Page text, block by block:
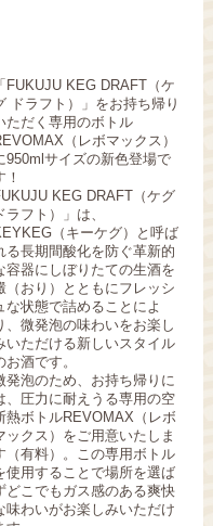
「FUKUJU KEG DRAFT（ケ
ドラフト）」をお持ち帰り
ただく専用のボトル
（レボマックス）
950mlサイズの新色登場で
！
KEG DRAFT（ケグ
ラフト）」は、
（キーケグ）と呼ば
る長期間酸化を防ぐ革新的
容器にしぼりたての生酒を
（おり）とともにフレッシ
な状態で詰めることによ
、微発泡の味わいをお楽し
いただける新しいスタイル
お酒です。
発泡のため、お持ち帰りに
、圧力に耐えうる専用の空
熱ボトルREVOMAX（レボ
ックス）をご用意いたしま
（有料）。この専用ボトル
使用することで場所を選ば
どこでもガス感のある爽快
味わいがお楽しみいただけ